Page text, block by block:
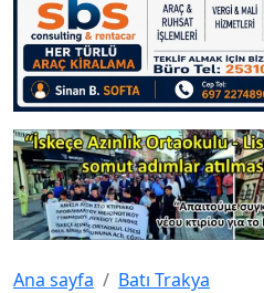
Ana sayfa Batı Trakya